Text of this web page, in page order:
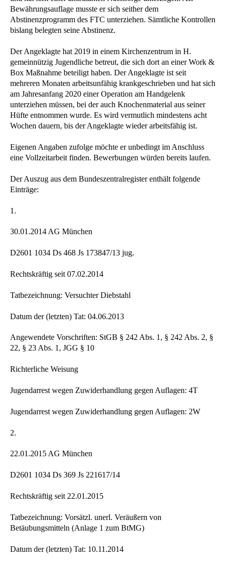
Bewährungsauflage musste er sich seither dem
Abstinenzprogramm des FTC unterziehen. Sämtliche Kontrollen
bislang belegten seine Abstinenz.
Der Angeklagte hat 2019 in einem Kirchenzentrum in H.
gemeinnützig Jugendliche betreut, die sich dort an einer Work &
Box Maßnahme beteiligt haben. Der Angeklagte ist seit
mehreren Monaten arbeitsunfähig krankgeschrieben und hat sich
am Jahresanfang 2020 einer Operation am Handgelenk
unterziehen müssen, bei der auch Knochenmaterial aus seiner
Hüfte entnommen wurde. Es wird vermutlich mindestens acht
Wochen dauern, bis der Angeklagte wieder arbeitsfähig ist.
Eigenen Angaben zufolge möchte er unbedingt im Anschluss
eine Vollzeitarbeit finden. Bewerbungen würden bereits laufen.
Der Auszug aus dem Bundeszentralregister enthält folgende
Einträge:
1.
30.01.2014 AG München
D2601 1034 Ds 468 Js 173847/13 jug.
Rechtskräftig seit 07.02.2014
Tatbezeichnung: Versuchter Diebstahl
Datum der (letzten) Tat: 04.06.2013
Angewendete Vorschriften: StGB § 242 Abs. 1, § 242 Abs. 2, §
22, § 23 Abs. 1, JGG § 10
Richterliche Weisung
Jugendarrest wegen Zuwiderhandlung gegen Auflagen: 4T
Jugendarrest wegen Zuwiderhandlung gegen Auflagen: 2W
2.
22.01.2015 AG München
D2601 1034 Ds 369 Js 221617/14
Rechtskräftig seit 22.01.2015
Tatbezeichnung: Vorsätzl. unerl. Veräußern von
Betäubungsmitteln (Anlage 1 zum BtMG)
Datum der (letzten) Tat: 10.11.2014